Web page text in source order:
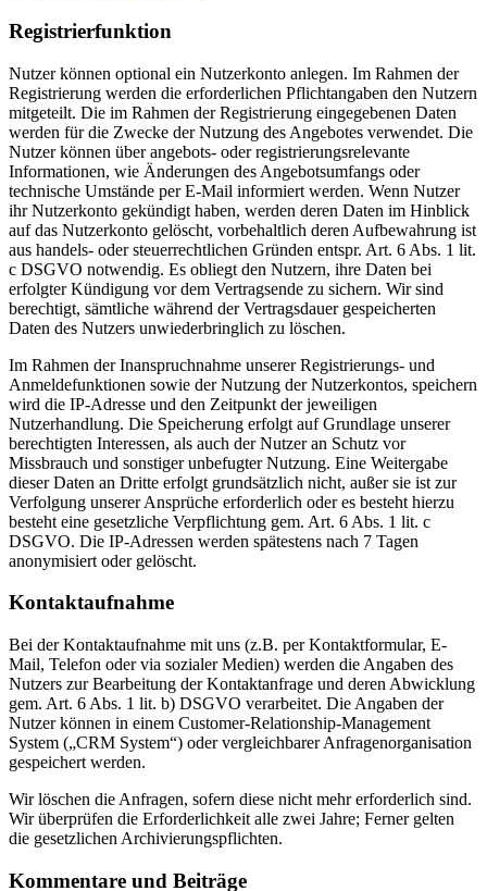
Registrierfunktion
Nutzer können optional ein Nutzerkonto anlegen. Im Rahmen der
Registrierung werden die erforderlichen Pflichtangaben den Nutzern
mitgeteilt. Die im Rahmen der Registrierung eingegebenen Daten
werden für die Zwecke der Nutzung des Angebotes verwendet. Die
Nutzer können über angebots- oder registrierungsrelevante
Informationen, wie Änderungen des Angebotsumfangs oder
technische Umstände per E-Mail informiert werden. Wenn Nutzer
ihr Nutzerkonto gekündigt haben, werden deren Daten im Hinblick
auf das Nutzerkonto gelöscht, vorbehaltlich deren Aufbewahrung ist
aus handels- oder steuerrechtlichen Gründen entspr. Art. 6 Abs. 1 lit.
c DSGVO notwendig. Es obliegt den Nutzern, ihre Daten bei
erfolgter Kündigung vor dem Vertragsende zu sichern. Wir sind
berechtigt, sämtliche während der Vertragsdauer gespeicherten
Daten des Nutzers unwiederbringlich zu löschen.
Im Rahmen der Inanspruchnahme unserer Registrierungs- und
Anmeldefunktionen sowie der Nutzung der Nutzerkontos, speichern
wird die IP-Adresse und den Zeitpunkt der jeweiligen
Nutzerhandlung. Die Speicherung erfolgt auf Grundlage unserer
berechtigten Interessen, als auch der Nutzer an Schutz vor
Missbrauch und sonstiger unbefugter Nutzung. Eine Weitergabe
dieser Daten an Dritte erfolgt grundsätzlich nicht, außer sie ist zur
Verfolgung unserer Ansprüche erforderlich oder es besteht hierzu
besteht eine gesetzliche Verpflichtung gem. Art. 6 Abs. 1 lit. c
DSGVO. Die IP-Adressen werden spätestens nach 7 Tagen
anonymisiert oder gelöscht.
Kontaktaufnahme
Bei der Kontaktaufnahme mit uns (z.B. per Kontaktformular, E-
Mail, Telefon oder via sozialer Medien) werden die Angaben des
Nutzers zur Bearbeitung der Kontaktanfrage und deren Abwicklung
gem. Art. 6 Abs. 1 lit. b) DSGVO verarbeitet. Die Angaben der
Nutzer können in einem Customer-Relationship-Management
System („CRM System“) oder vergleichbarer Anfragenorganisation
gespeichert werden.
Wir löschen die Anfragen, sofern diese nicht mehr erforderlich sind.
Wir überprüfen die Erforderlichkeit alle zwei Jahre; Ferner gelten
die gesetzlichen Archivierungspflichten.
Kommentare und Beiträge